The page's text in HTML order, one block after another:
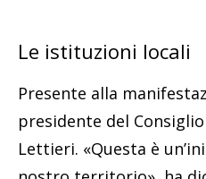
Le istituzioni locali
Presente alla
presidente del
Lettieri. «Questa è